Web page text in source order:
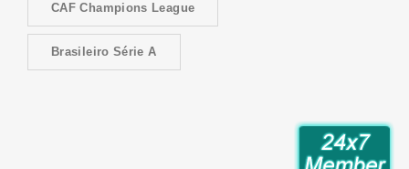
CAF Champions League
Brasileiro Série A